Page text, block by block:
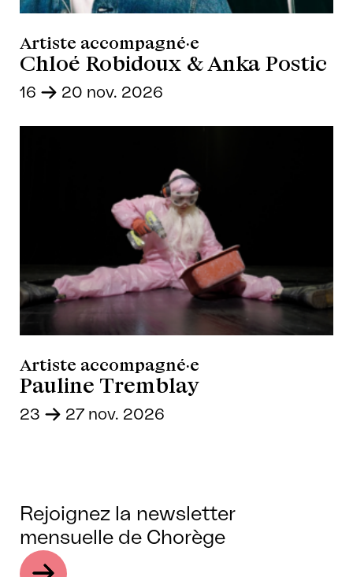
Artiste accompagné·e
Chloé Robidoux & Anka Postic
16 - 20 nov. 2026
Artiste accompagné·e
Pauline Tremblay
23 - 27 nov. 2026
Rejoignez la newsletter
mensuelle de Chorège